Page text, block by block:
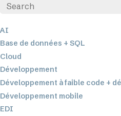
AI
Base de données + SQL
Cloud
Développement
Développement à faible code +
Développement mobile
EDI